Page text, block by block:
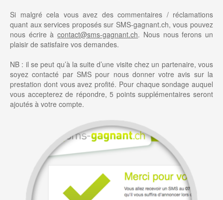
Si malgré cela vous avez des commentaires / réclamations
quant aux services proposés sur SMS-gagnant.ch, vous pouvez
nous écrire àcontact@sms-gagnant.ch. Nous nous ferons un
plaisir de satisfaire vos demandes.
NB : il se peut qu’à la suite d’une visite chez un partenaire, vous
soyez contacté par SMS pour nous donner votre avis sur la
prestation dont vous avez profité. Pour chaque sondage auquel
vous accepterez de répondre, 5 points supplémentaires seront
ajoutés à votre compte.